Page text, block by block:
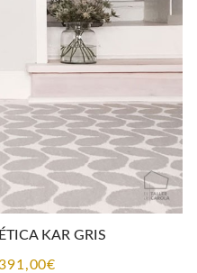
874,00€
KAR GRIS
€Rango